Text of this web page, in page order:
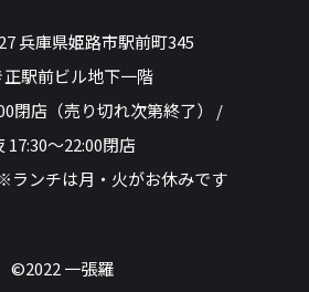
兵庫県姫路市駅前町345
正駅前ビル地下一階
閉店（売り切れ次第終了） /
17:30～22:00閉店
ンチは月・火がお休みです
©2022 一張羅